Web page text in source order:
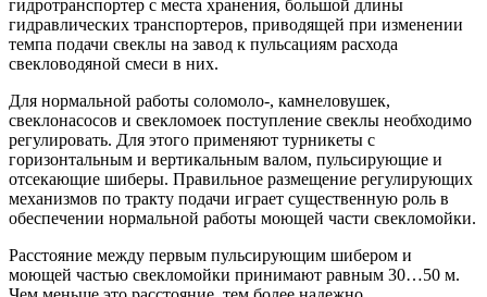
гидротранспортер с места хранения, большой длины
гидравлических транспортеров, приводящей при изменении
темпа подачи свеклы на завод к пульсациям расхода
свекловодяной смеси в них.
Для нормальной работы соломоло-, камнеловушек,
свеклонасосов и свекломоек поступление свеклы необходимо
регулировать. Для этого применяют турникеты с
горизонтальным и вертикальным валом, пульсирующие и
отсекающие шиберы. Правильное размещение регулирующих
механизмов по тракту подачи играет существенную роль в
обеспечении нормальной работы моющей части свекломойки.
Расстояние между первым пульсирующим шибером и
моющей частью свекломойки принимают равным 30…50 м.